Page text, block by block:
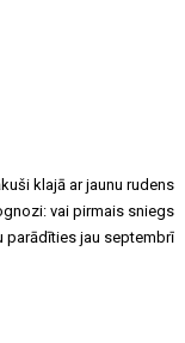
klajā ar jaunu rudens
vai pirmais sniegs
parādīties jau septembrī